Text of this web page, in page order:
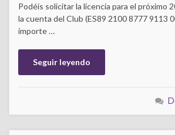
Podéis solicitar la licencia para el próximo
la cuenta del Club (ES89 2100 8777 9113
importe …
Seguir leyendo